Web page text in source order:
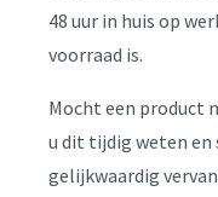
48 uur in huis op
voorraad is.
Mocht een product
u dit tijdig weten en
gelijkwaardig